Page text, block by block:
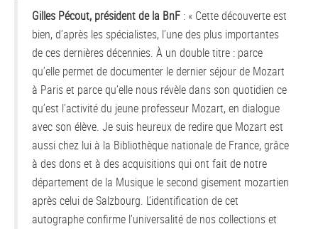
Gilles Pécout, président de la BnF : « Cette découverte est
bien, d’après les spécialistes, l’une des plus importantes
de ces dernières décennies. À un double titre : parce
qu’elle permet de documenter le dernier séjour de Mozart
à Paris et parce qu’elle nous révèle dans son quotidien ce
qu’est l’activité du jeune professeur Mozart, en dialogue
avec son élève. Je suis heureux de redire que Mozart est
aussi chez lui à la Bibliothèque nationale de France, grâce
à des dons et à des acquisitions qui ont fait de notre
département de la Musique le second gisement mozartien
après celui de Salzbourg. L’identification de cet
autographe confirme l’universalité de nos collections et